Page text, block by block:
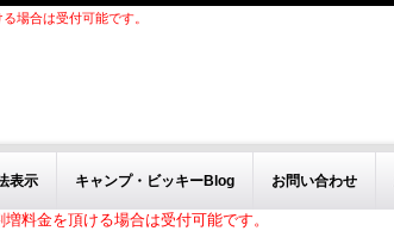
場合は受付可能です。
表示 キャンプ・ビッキーBlog お問い合わせ
料金を頂ける場合は受付可能です。